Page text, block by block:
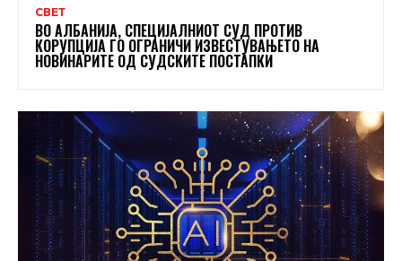
СВЕТ
ВО АЛБАНИЈА, СПЕЦИЈАЛНИОТ СУД ПРОТИВ
КОРУПЦИЈА ГО ОГРАНИЧИ ИЗВЕСТУВАЊЕТО НА
НОВИНАРИТЕ ОД СУДСКИТЕ ПОСТАПКИ